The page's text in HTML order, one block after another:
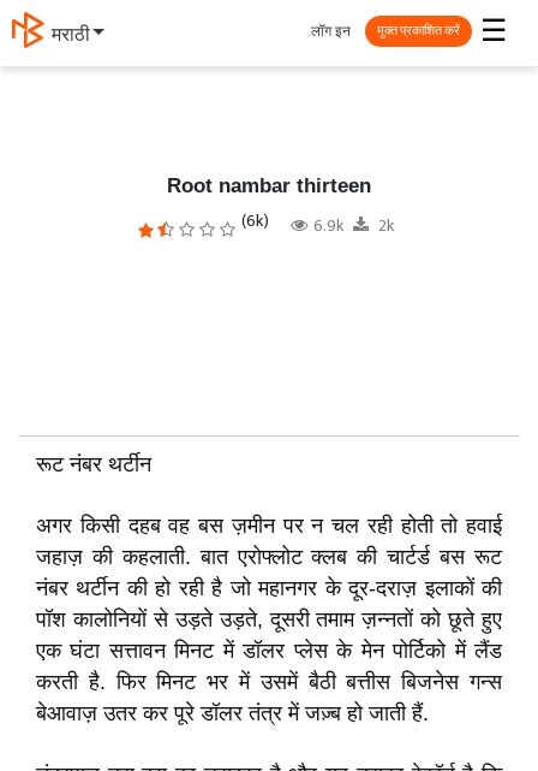
मराठी ☰
लॉग इन मुक्त प्रकाशित करें
Root nambar thirteen
(6k) 6.9k 2k
रूट नंबर थर्टीन
अगर किसी दहब वह बस ज़मीन पर न चल रही होती तो हवाई
जहाज़ की कहलाती. बात एरोफ्लोट क्लब की चार्टर्ड बस रूट
नंबर थर्टीन की हो रही है जो महानगर के दूर-दराज़ इलाकों की
पॉश कालोनियों से उड़ते उड़ते, दूसरी तमाम ज़न्नतों को छूते हुए
एक घंटा सत्तावन मिनट में डॉलर प्लेस के मेन पोर्टिको में लैंड
करती है. फिर मिनट भर में उसमें बैठी बत्तीस बिजनेस गन्स
बेआवाज़ उतर कर पूरे डॉलर तंत्र में जज़्ब हो जाती हैं.